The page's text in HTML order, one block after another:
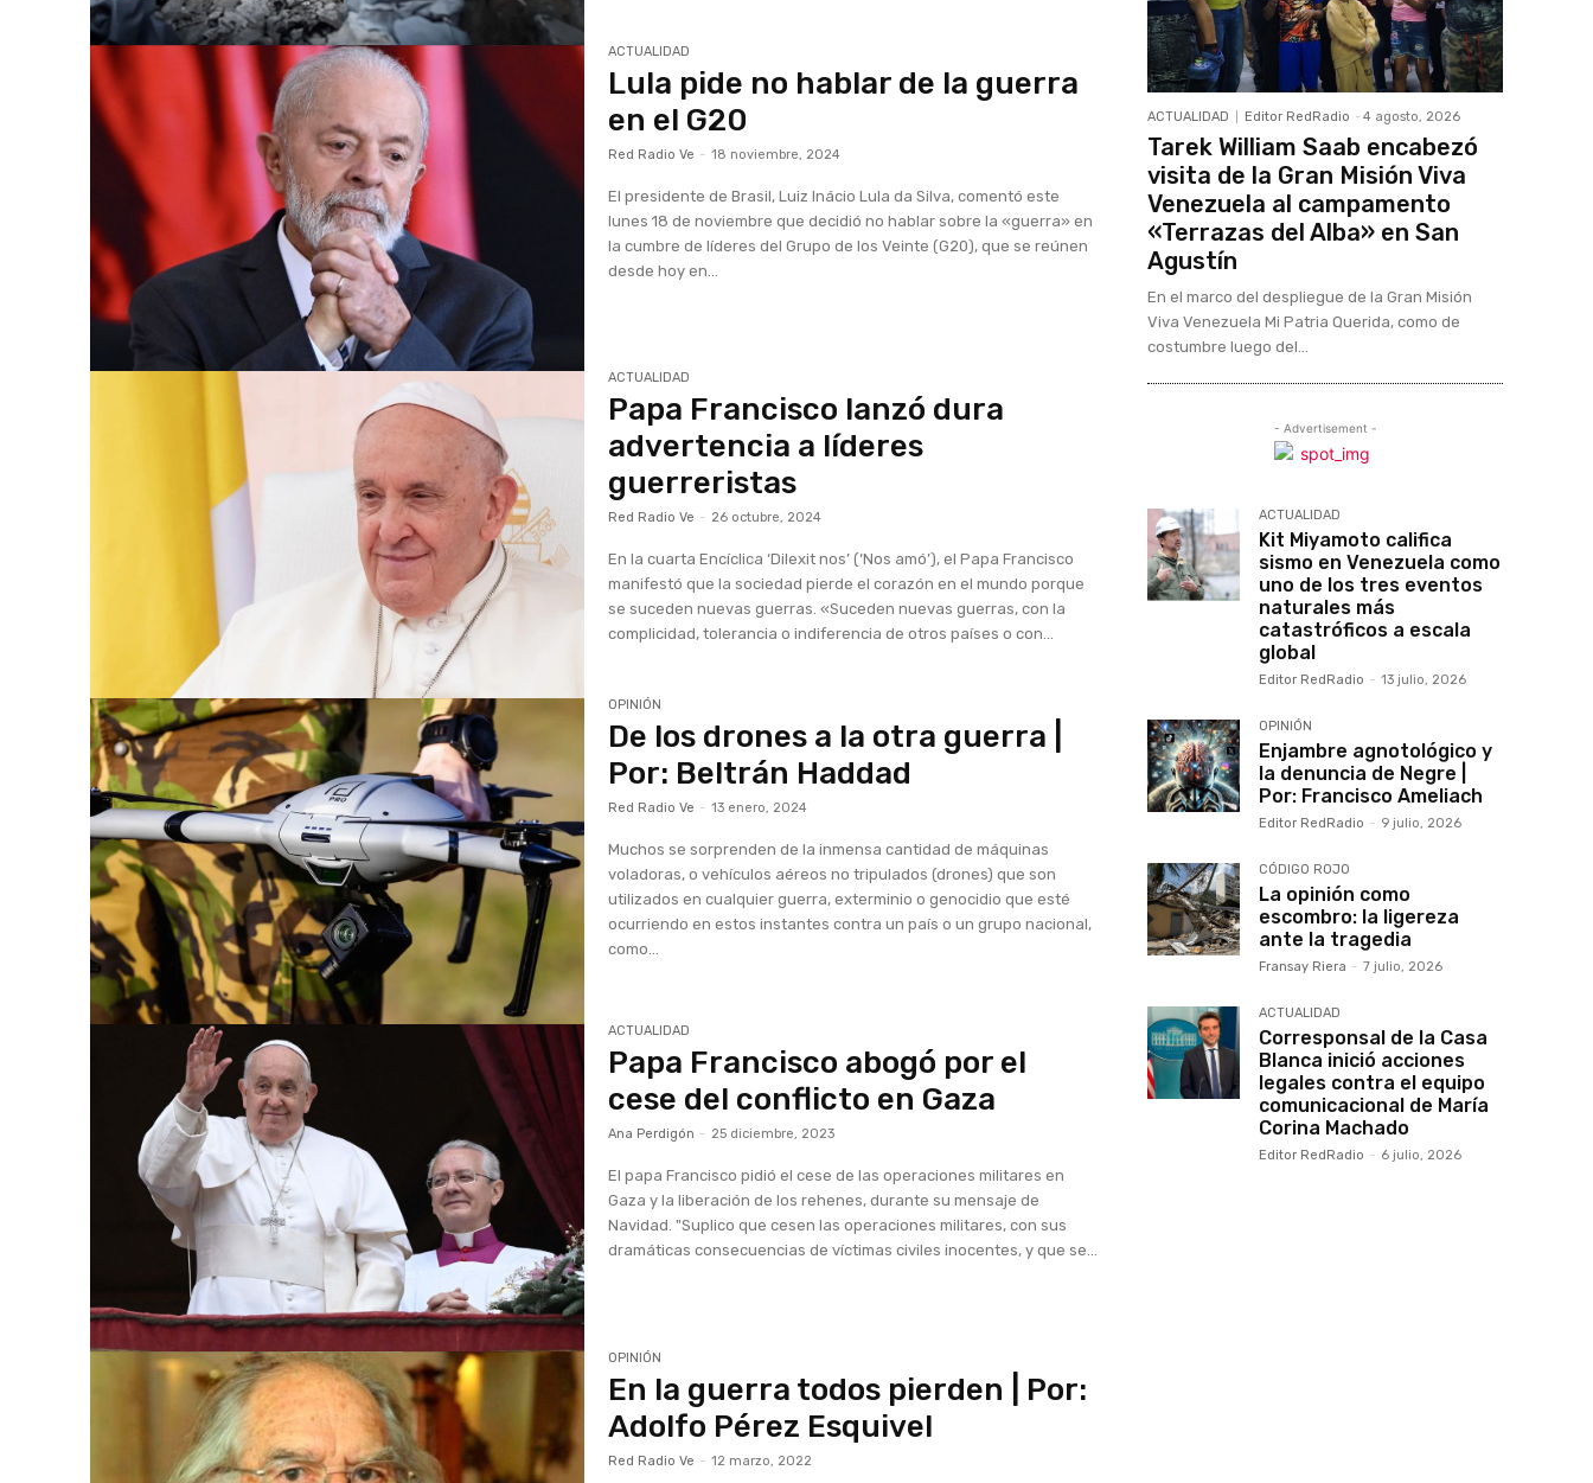
ACTUALIDAD
Lula pide no hablar de la guerra
en el G20
Red Radio Ve - 18 noviembre, 2024
El presidente de Brasil, Luiz Inácio Lula da Silva, comentó este
lunes 18 de noviembre que decidió no hablar sobre la «guerra» en
la cumbre de líderes del Grupo de los Veinte (G20), que se reúnen
desde hoy en...
ACTUALIDAD
Papa Francisco lanzó dura
advertencia a líderes
guerreristas
Red Radio Ve - 26 octubre, 2024
En la cuarta Encíclica ‘Dilexit nos’ (‘Nos amó’), el Papa Francisco
manifestó que la sociedad pierde el corazón en el mundo porque
se suceden nuevas guerras. «Suceden nuevas guerras, con la
complicidad, tolerancia o indiferencia de otros países o con...
OPINIÓN
De los drones a la otra guerra |
Por: Beltrán Haddad
Red Radio Ve - 13 enero, 2024
Muchos se sorprenden de la inmensa cantidad de máquinas
voladoras, o vehículos aéreos no tripulados (drones) que son
utilizados en cualquier guerra, exterminio o genocidio que esté
ocurriendo en estos instantes contra un país o un grupo nacional,
como...
ACTUALIDAD
Papa Francisco abogó por el
cese del conflicto en Gaza
Ana Perdigón - 25 diciembre, 2023
El papa Francisco pidió el cese de las operaciones militares en
Gaza y la liberación de los rehenes, durante su mensaje de
Navidad. "Suplico que cesen las operaciones militares, con sus
dramáticas consecuencias de víctimas civiles inocentes, y que se...
OPINIÓN
En la guerra todos pierden | Por:
Adolfo Pérez Esquivel
Red Radio Ve - 12 marzo, 2022
ACTUALIDAD Editor RedRadio - 4 agosto, 2026
Tarek William Saab encabezó
visita de la Gran Misión Viva
Venezuela al campamento
«Terrazas del Alba» en San
Agustín
En el marco del despliegue de la Gran Misión
Viva Venezuela Mi Patria Querida, como de
costumbre luego del...
- Advertisement -
ACTUALIDAD
Kit Miyamoto califica
sismo en Venezuela como
uno de los tres eventos
naturales más
catastróficos a escala
global
Editor RedRadio - 13 julio, 2026
OPINIÓN
Enjambre agnotológico y
la denuncia de Negre |
Por: Francisco Ameliach
Editor RedRadio - 9 julio, 2026
CÓDIGO ROJO
La opinión como
escombro: la ligereza
ante la tragedia
Fransay Riera - 7 julio, 2026
ACTUALIDAD
Corresponsal de la Casa
Blanca inició acciones
legales contra el equipo
comunicacional de María
Corina Machado
Editor RedRadio - 6 julio, 2026